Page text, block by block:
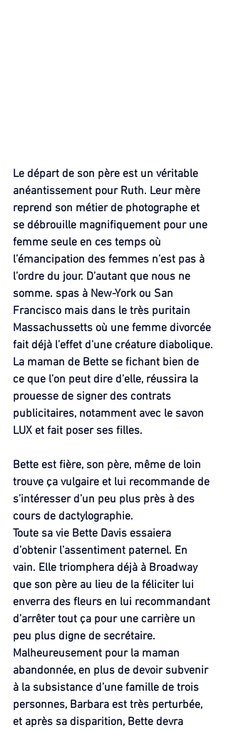
Le départ de son père est un véritable
anéantissement pour Ruth. Leur mère
reprend son métier de photographe et
se débrouille magnifiquement pour une
femme seule en ces temps où
l’émancipation des femmes n’est pas à
l’ordre du jour. D’autant que nous ne
somme. spas à New-York ou San
Francisco mais dans le très puritain
Massachussetts où une femme divorcée
fait déjà l’effet d’une créature diabolique.
La maman de Bette se fichant bien de
ce que l’on peut dire d’elle, réussira la
prouesse de signer des contrats
publicitaires, notamment avec le savon
LUX et fait poser ses filles.
Bette est fière, son père, même de loin
trouve ça vulgaire et lui recommande de
s’intéresser d’un peu plus près à des
cours de dactylographie.
Toute sa vie Bette Davis essaiera
d’obtenir l’assentiment paternel. En
vain. Elle triomphera déjà à Broadway
que son père au lieu de la féliciter lui
enverra des fleurs en lui recommandant
d’arrêter tout ça pour une carrière un
peu plus digne de secrétaire.
Malheureusement pour la maman
abandonnée, en plus de devoir subvenir
à la subsistance d’une famille de trois
personnes, Barbara est très perturbée,
et après sa disparition, Bette devra